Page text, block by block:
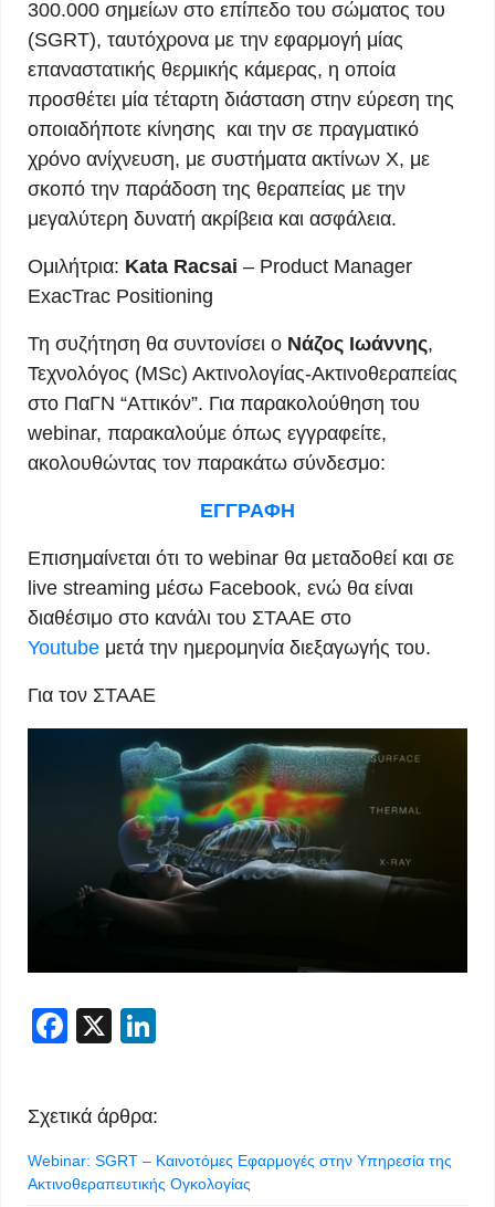
300.000 σημείων στο επίπεδο του σώματος του
(SGRT), ταυτόχρονα με την εφαρμογή μίας
επαναστατικής θερμικής κάμερας, η οποία
προσθέτει μία τέταρτη διάσταση στην εύρεση της
οποιαδήποτε κίνησης και την σε πραγματικό
χρόνο ανίχνευση, με συστήματα ακτίνων Χ, με
σκοπό την παράδοση της θεραπείας με την
μεγαλύτερη δυνατή ακρίβεια και ασφάλεια.
Ομιλήτρια: Kata Racsai – Product Manager
ExacTrac Positioning
Τη συζήτηση θα συντονίσει ο Νάζος Ιωάννης,
Τεχνολόγος (MSc) Ακτινολογίας-Ακτινοθεραπείας
στο ΠαΓΝ “Αττικόν”. Για παρακολούθηση του
webinar, παρακαλούμε όπως εγγραφείτε,
ακολουθώντας τον παρακάτω σύνδεσμο:
ΕΓΓΡΑΦΗ
Επισημαίνεται ότι το webinar θα μεταδοθεί και σε
live streaming μέσω Facebook, ενώ θα είναι
διαθέσιμο στο κανάλι του ΣΤΑΑΕ στο
Youtube μετά την ημερομηνία διεξαγωγής του.
Για τον ΣΤΑΑΕ
Facebook
X
Σχετικά άρθρα:
Webinar: SGRT – Καινοτόμες Εφαρμογές στην Υπηρεσία της
Ακτινοθεραπευτικής Ογκολογίας